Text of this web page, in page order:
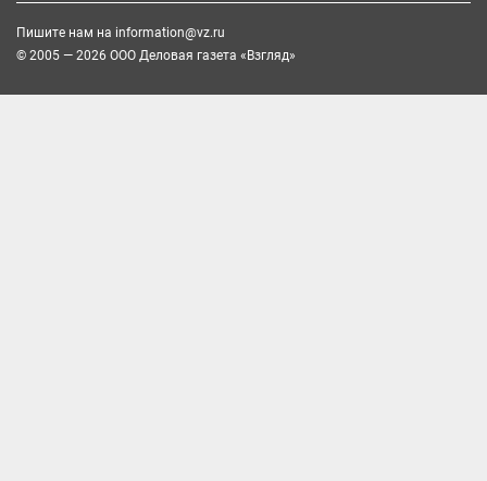
Пишите нам на information@vz.ru
© 2005 — 2026 ООО Деловая газета «Взгляд»